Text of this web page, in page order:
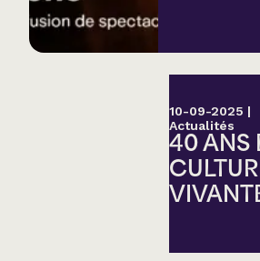
10-09-2025 |
Actualités
40 ANS